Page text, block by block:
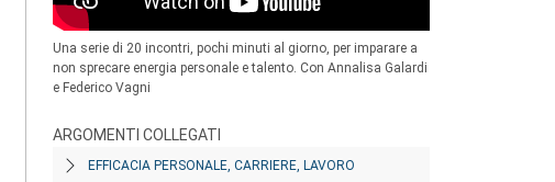
Una serie di 20 incontri, pochi minuti al giorno, per imparare a
non sprecare energia personale e talento. Con Annalisa Galardi
e Federico Vagni
ARGOMENTI COLLEGATI
EFFICACIA PERSONALE, CARRIERE, LAVORO